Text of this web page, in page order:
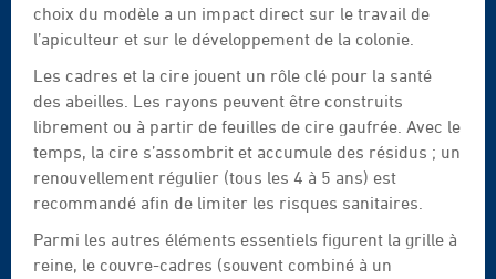
choix du modèle a un impact direct sur le travail de
l’apiculteur et sur le développement de la colonie.
Les cadres et la cire jouent un rôle clé pour la santé
des abeilles. Les rayons peuvent être construits
librement ou à partir de feuilles de cire gaufrée. Avec le
temps, la cire s’assombrit et accumule des résidus ; un
renouvellement régulier (tous les 4 à 5 ans) est
recommandé afin de limiter les risques sanitaires.
Parmi les autres éléments essentiels figurent la grille à
reine, le couvre-cadres (souvent combiné à un